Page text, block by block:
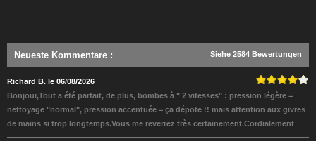
Neueste Kommentare : Siehe 2584 Bewertungen
Richard B. le 06/08/2026
Bonjour,Tout a été parfait, de plus, bombes à " 2 vitesses" : pression légère =
nettoyage "normal", pression accentuée = ça dépote !! mais attention aux givres
de mains si trop longtemps.Vous me reverrez très certainement.Cordialement